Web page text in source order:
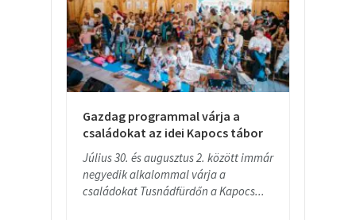
Gazdag programmal várja a
családokat az idei Kapocs tábor
Július 30. és augusztus 2. között immár
negyedik alkalommal várja a
családokat Tusnádfürdőn a Kapocs...